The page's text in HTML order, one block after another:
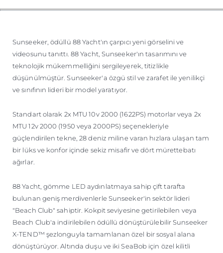
TEKNENIZIN PIYASA DEĞERINI
Sunseeker, ödüllü 88 Yacht'ın çarpıcı yeni görselini ve
videosunu tanıttı. 88 Yacht, Sunseeker'ın tasarımını ve
teknolojik mükemmelliğini sergileyerek, titizlikle
düşünülmüştür. Sunseeker'a özgü stil ve zarafet ile yenilikçi
ve sınıfının lideri bir model yaratıyor.
Standart olarak 2x MTU 10v 2000 (1622PS) motorlar veya 2x
MTU 12v 2000 (1950 veya 2000PS) seçenekleriyle
güçlendirilen tekne, 28 deniz miline varan hızlara ulaşan tam
bir lüks ve konfor içinde sekiz misafir ve dört mürettebatı
ağırlar.
88 Yacht, gömme LED aydınlatmaya sahip çift tarafta
bulunan geniş merdivenlerle Sunseeker'in sektör lideri
"Beach Club" sahiptir. Kokpit seviyesine getirilebilen veya
Beach Club'a indirilebilen ödüllü dönüştürülebilir Sunseeker
X-TEND™ şezlonguyla tamamlanan özel bir sosyal alana
dönüştürüyor. Altında duşu ve iki SeaBob için özel kilitli